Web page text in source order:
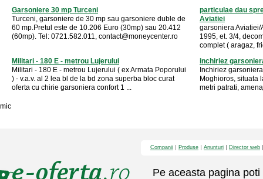
Garsoniere 30 mp Turceni
Turceni, garsoniere de 30 mp sau garsoniere duble de
60 mp.Pretul este de 10.206 Euro (30mp) sau 20.412
(60mp). Tel: 0721.582.011, contact@moneycenter.ro
particulae dau
Aviatiei
garsoniera
1995, et. 3/4,
complet ( aragaz,
Militari - 180 E - metrou Lujerului
Militari - 180 E - metrou Lujerului ( ex Armata Poporului
) - v.a.v. al 2 lea bl de la bd zona superba bloc curat
oferta cu chirie garsoniera confort 1 ...
inchiriez
Inchiriez
Moghioros, situata
metri patrati,
mic
Companii Produse Anunturi Director web
Pe aceasta pagina poti